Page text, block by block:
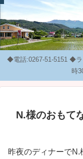
◆電話:0267-51-5151 ◆
時
N.様のおもて
昨夜のディナーでN.